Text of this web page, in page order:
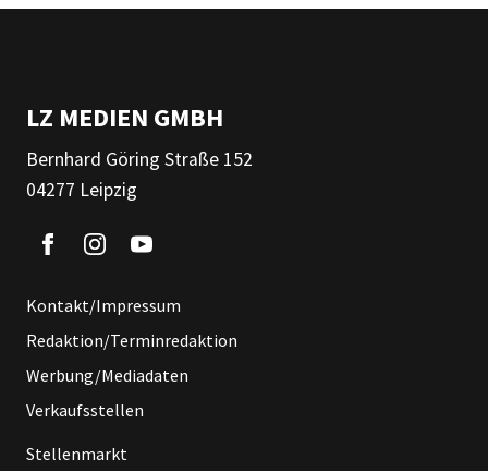
LZ MEDIEN GMBH
Bernhard Göring Straße 152
04277 Leipzig
Kontakt/Impressum
Redaktion/Terminredaktion
Werbung/Mediadaten
Verkaufsstellen
Stellenmarkt